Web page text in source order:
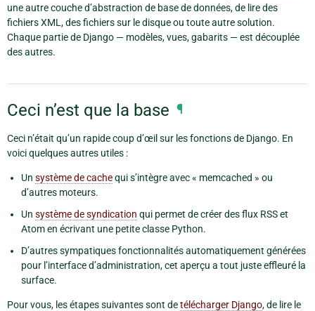
une autre couche d’abstraction de base de données, de lire des
fichiers XML, des fichiers sur le disque ou toute autre solution.
Chaque partie de Django ­— modèles, vues, gabarits — est découplée
des autres.
Ceci n’est que la base ¶
Ceci n’était qu’un rapide coup d’œil sur les fonctions de Django. En
voici quelques autres utiles :
Un système de cachequi s’intègre avec « memcached » ou
d’autres moteurs.
Un système de syndication qui permet de créer des flux RSS et
Atom en écrivant une petite classe Python.
D’autres sympatiques fonctionnalités automatiquement générées
pour l’interface d’administration, cet aperçu a tout juste effleuré la
surface.
Pour vous, les étapes suivantes sont detélécharger Django, de lire le